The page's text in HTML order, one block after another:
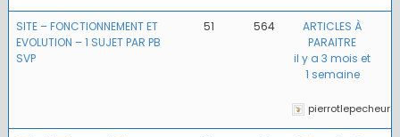
SITE – FONCTIONNEMENT ET
EVOLUTION – 1 SUJET PAR PB
SVP
51 564
ARTICLES À
PARAITRE
il y a 3 mois et
1 semaine
pierrotlepecheur